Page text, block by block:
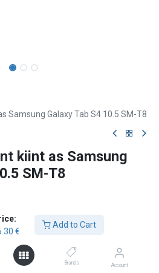
€
Add to Cart
Brands Account
Samsung Galaxy Tab S4 10.5 SM-T8
kiint as Samsung
SM-T8
Add to Cart